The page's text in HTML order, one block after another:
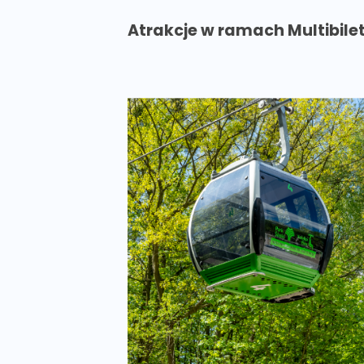
Atrakcje w ramach